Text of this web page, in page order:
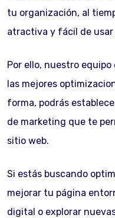
tu organización, al
atractiva y fácil de
Por ello, nuestro
las mejores
forma, podrás
de marketing que te
sitio web.
Si estás buscando
mejorar tu página
digital o explorar